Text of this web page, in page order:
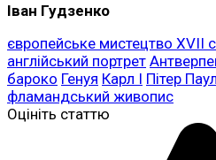
Іван Гудзенко
європейське мистецтво XVII
англійський портрет
бароко Генуя Карл I Пітер
фламандський живопис
Оцініть статтю